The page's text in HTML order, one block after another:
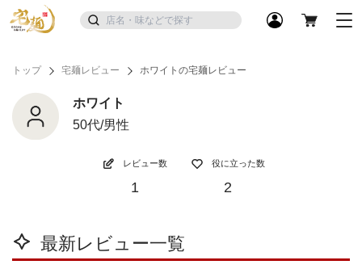
トップ 宅麺レビュー ホワイトの宅麺レビュー
ホワイト
50代/男性
レビュー数
1
役に立った数
2
最新レビュー一覧